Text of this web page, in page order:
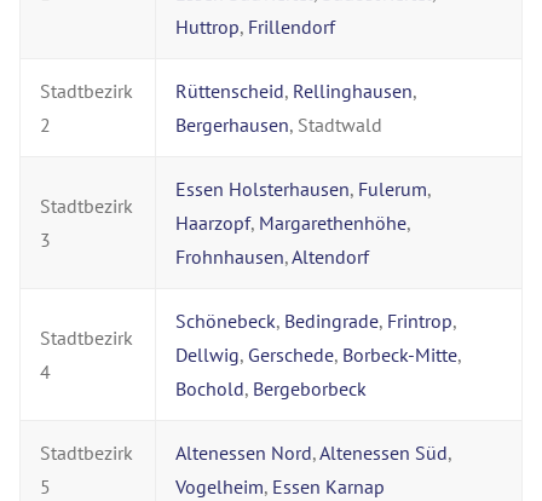
Huttrop, Frillendorf
Stadtbezirk
2
Rüttenscheid, Rellinghausen,
Bergerhausen, Stadtwald
Stadtbezirk
3
Essen Holsterhausen, Fulerum,
Haarzopf, Margarethenhöhe,
Frohnhausen,Altendorf
Stadtbezirk
4
Schönebeck, Bedingrade, Frintrop,
Dellwig, Gerschede, Borbeck-Mitte,
Bochold, Bergeborbeck
Stadtbezirk
5
Altenessen Nord,Altenessen Süd,
Vogelheim, Essen Karnap